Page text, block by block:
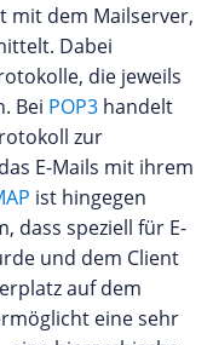
mit dem Mailserver,
Dabei
die jeweils
Bei POP3 handelt
zur
E-Mails mit ihrem
ist hingegen
dass speziell für E-
und dem Client
auf dem
eine sehr